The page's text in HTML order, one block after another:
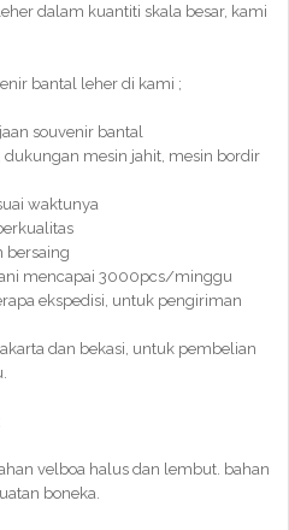
dalam kuantiti skala besar, kami
bantal leher di kami ;
souvenir bantal
mesin jahit, mesin bordir
waktunya
bersaing
mencapai 3000pcs/minggu
ekspedisi, untuk pengiriman
dan bekasi, untuk pembelian
velboa halus dan lembut. bahan
boneka.